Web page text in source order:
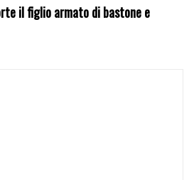
il figlio armato di bastone e